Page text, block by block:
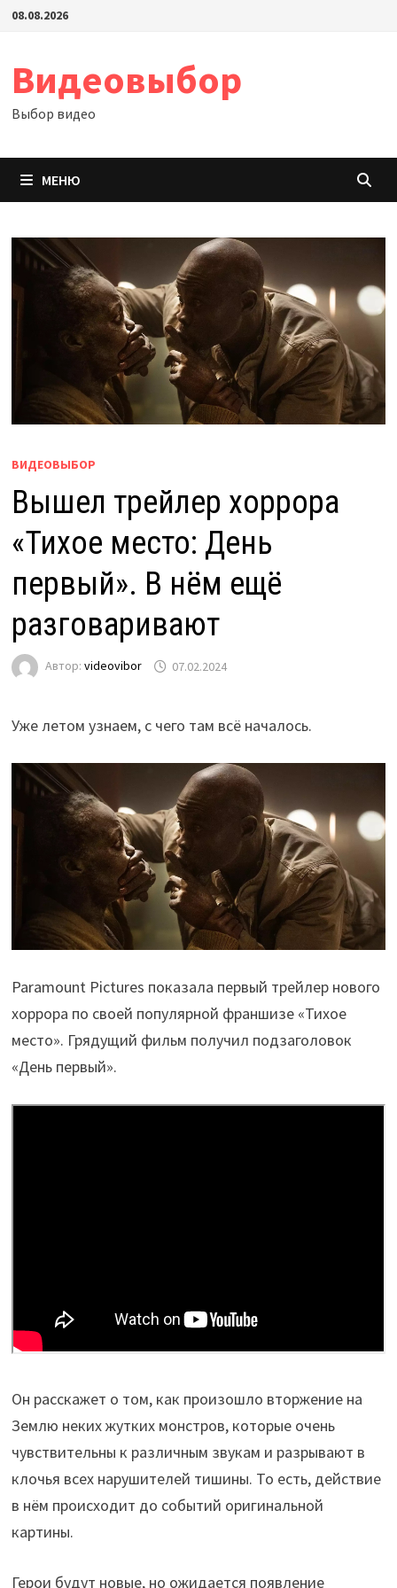
Перейти
08.08.2026
Видеовыбор
Выбор видео
МЕНЮ
ВИДЕОВЫБОР
Вышел трейлер хоррора
«Тихое место: День
первый». В нём ещё
разговаривают
Автор: videovibor 07.02.2024
Уже летом узнаем, с чего там всё началось.
Paramount Pictures показала первый трейлер нового
хоррора по своей популярной франшизе «Тихое
место». Грядущий фильм получил подзаголовок
«День первый».
Он расскажет о том, как произошло вторжение на
Землю неких жутких монстров, которые очень
чувствительны к различным звукам и разрывают в
клочья всех нарушителей тишины. То есть, действие
в нём происходит до событий оригинальной
картины.
Герои будут новые, но ожидается появление